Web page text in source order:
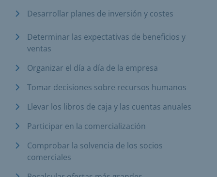
Desarrollar planes de inversión y costes
Determinar las expectativas de beneficios y
ventas
Organizar el día a día de la empresa
Tomar decisiones sobre recursos humanos
Llevar los libros de caja y las cuentas anuales
Participar en la comercialización
Comprobar la solvencia de los socios
comerciales